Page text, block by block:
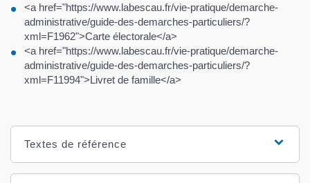
<a href="https://www.labescau.fr/vie-pratique/demarche-
administrative/guide-des-demarches-particuliers/?
xml=F1962">Carte électorale</a>
<a href="https://www.labescau.fr/vie-pratique/demarche-
administrative/guide-des-demarches-particuliers/?
xml=F11994">Livret de famille</a>
Textes de référence